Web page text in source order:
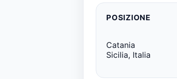
POSIZIONE
Catania
Sicilia, Italia